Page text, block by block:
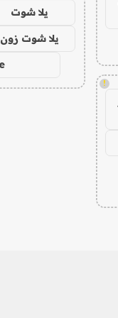
!
يلا شوت
يلا شوت زون